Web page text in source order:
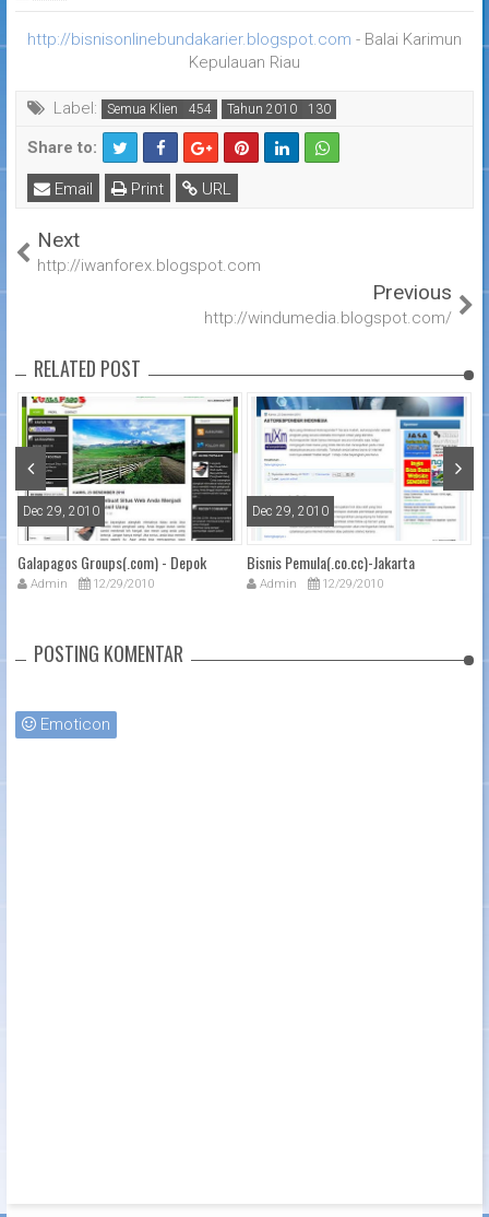
http://bisnisonlinebundakarier.blogspot.com - Balai Karimun
Kepulauan Riau
Label: Semua Klien Tahun 2010
Share to:
URL
Print
Email
Next
http://iwanforex.blogspot.com
Previous
http://windumedia.blogspot.com/
RELATED POST
Dec 29, 2010
Galapagos Groups(.com) - Depok
Admin 12/29/2010
Dec 29, 2010
Bisnis Pemula(.co.cc)-Jakarta
Admin 12/29/2010
POSTING KOMENTAR
Emoticon